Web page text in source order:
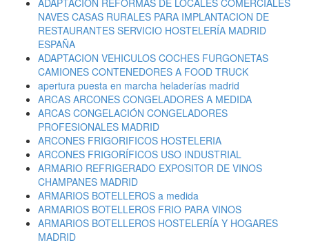
ADAPTACIÓN REFORMAS DE LOCALES COMERCIALES
NAVES CASAS RURALES PARA IMPLANTACION DE
RESTAURANTES SERVICIO HOSTELERÍA MADRID
ESPAÑA
ADAPTACION VEHICULOS COCHES FURGONETAS
CAMIONES CONTENEDORES A FOOD TRUCK
apertura puesta en marcha heladerías madrid
ARCAS ARCONES CONGELADORES A MEDIDA
ARCAS CONGELACIÓN CONGELADORES
PROFESIONALES MADRID
ARCONES FRIGORIFICOS HOSTELERIA
ARCONES FRIGORÍFICOS USO INDUSTRIAL
ARMARIO REFRIGERADO EXPOSITOR DE VINOS
CHAMPANES MADRID
ARMARIOS BOTELLEROS a medida
ARMARIOS BOTELLEROS FRIO PARA VINOS
ARMARIOS BOTELLEROS HOSTELERÍA Y HOGARES
MADRID